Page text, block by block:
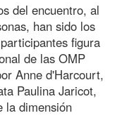
del encuentro, al
han sido los
figura
de las OMP
Anne d'Harcourt,
Paulina Jaricot,
la dimensión